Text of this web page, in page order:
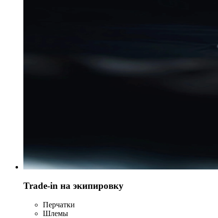
Trade-in на экипировку
Перчатки
Шлемы